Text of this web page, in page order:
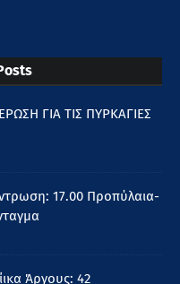
ΓΙΑ ΤΙΣ ΠΥΡΚΑΓΙΕΣ
17.00 Προπύλαια-
Άργους: 42